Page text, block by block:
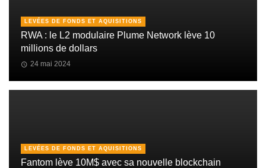
LEVÉES DE FONDS ET AQUISITIONS
RWA : le L2 modulaire Plume Network lève 10
millions de dollars
24 mai 2024
LEVÉES DE FONDS ET AQUISITIONS
Fantom lève 10M$ avec sa nouvelle blockchain